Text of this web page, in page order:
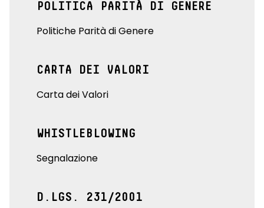
POLITICA PARITÀ DI GENERE
Politiche Parità di Genere
CARTA DEI VALORI
Carta dei Valori
WHISTLEBLOWING
Segnalazione
D.LGS. 231/2001